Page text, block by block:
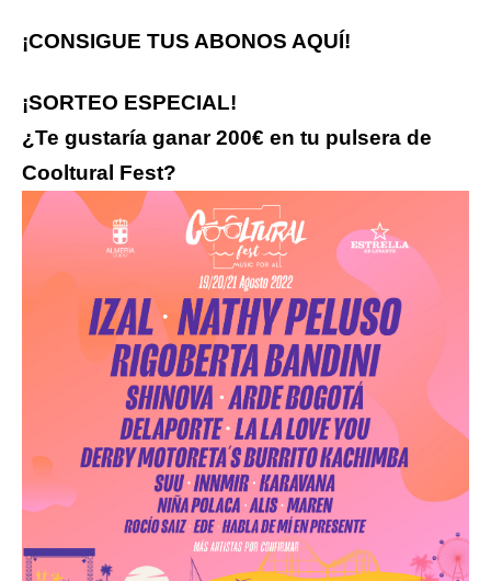
¡CONSIGUE TUS ABONOS AQUÍ!
¡SORTEO ESPECIAL!
¿Te gustaría ganar 200€ en tu pulsera de
Cooltural Fest?